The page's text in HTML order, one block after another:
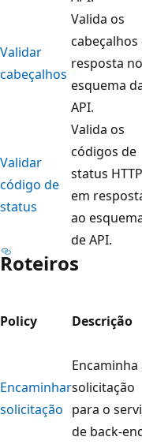
Validar
cabeçalhos
Valida os
cabeçalhos
resposta no
esquema
API.
Validar
código de
status
Valida os
códigos de
status HTTP
em
ao
de API.
Roteiros
Policy Descrição
Encaminhar
solicitação
Encaminha
solicitação
para o
de back-